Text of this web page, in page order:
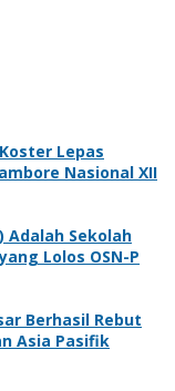
Lepas
Nasional XII
Adalah Sekolah
Lolos OSN-P
Berhasil Rebut
Asia Pasifik